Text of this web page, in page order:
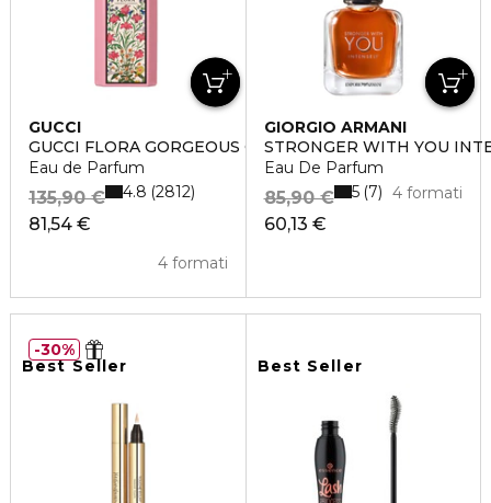
GUCCI
GUCCI FLORA GORGEOUS GARDENIA
Eau de Parfum
81,54 €
135,90 €
4 formati
4.8 2812
GIORGIO ARMANI
STRONGER WITH YOU
Eau De Parfum
60,13 €
85,90 € 4 formati
5 7
Best Seller
30%
Best Seller